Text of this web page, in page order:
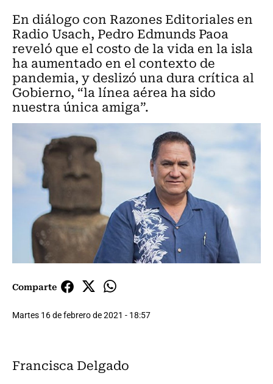
En diálogo con Razones Editoriales en
Radio Usach, Pedro Edmunds Paoa
reveló que el costo de la vida en la isla
ha aumentado en el contexto de
pandemia, y deslizó una dura crítica al
Gobierno, “la línea aérea ha sido
nuestra única amiga”.
Comparte
Martes 16 de febrero de 2021 - 18:57
Francisca Delgado